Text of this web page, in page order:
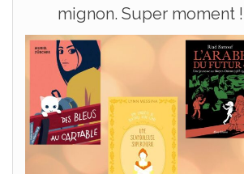
mignon. Super moment !